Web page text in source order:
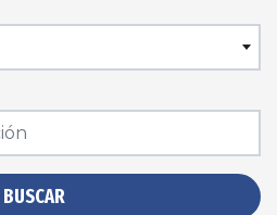
BUSCAR